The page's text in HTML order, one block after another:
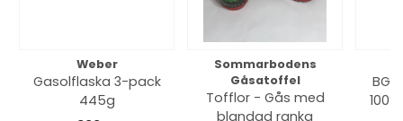
Weber
Gasolflaska 3-pack
445g
Sommarbodens
Gåsatoffel
Tofflor - Gås med
blandad ranka